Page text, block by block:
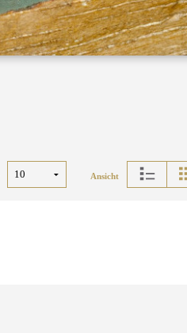
Ansicht